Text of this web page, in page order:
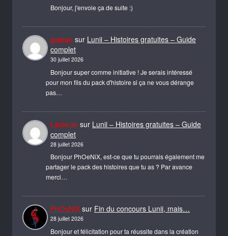
Bonjour, j'envoie ça de suite :)
gaetan sur Lunii – Histoires gratuites – Guide
complet
30 juillet 2026
Bonjour super comme initiative ! Je serais intéressé
pour mon fils du pack d'histoire si ça ne vous dérange
pas…
Lamecio sur Lunii – Histoires gratuites – Guide
complet
28 juillet 2026
Bonjour PhOeNiX, est-ce que tu pourrais également me
partager le pack des histoires que tu as ? Par avance
merci…
PhOeNiX sur Fin du concours Lunii, mais…
28 juillet 2026
Bonjour et félicitation pour ta réussite dans la création